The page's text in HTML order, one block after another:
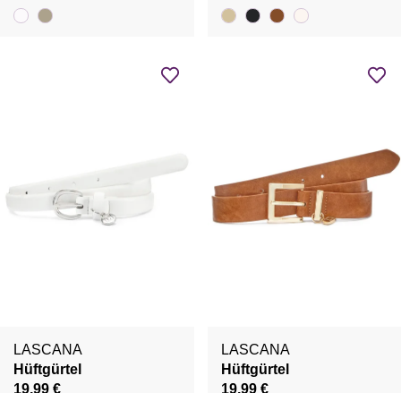
LASCANA
Hüftgürtel
19,99 €
LASCANA
Hüftgürtel
19,99 €